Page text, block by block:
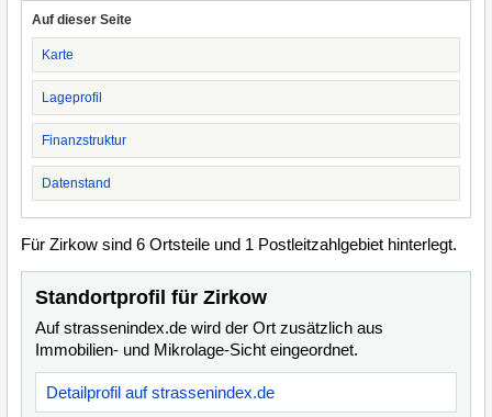
Auf dieser Seite
Karte
Lageprofil
Finanzstruktur
Datenstand
Für Zirkow sind 6 Ortsteile und 1 Postleitzahlgebiet hinterlegt.
Standortprofil für Zirkow
Auf strassenindex.de wird der Ort zusätzlich aus
Immobilien- und Mikrolage-Sicht eingeordnet.
Detailprofil auf strassenindex.de